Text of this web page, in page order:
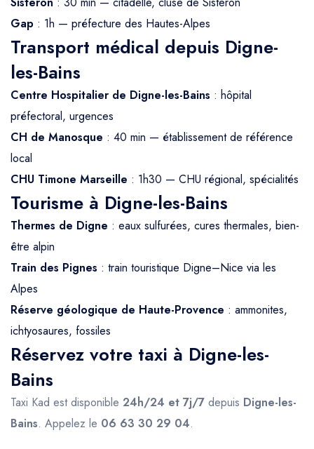
Gap : 1h — préfecture des Hautes-Alpes
Transport médical depuis Digne-
les-Bains
Centre Hospitalier de Digne-les-Bains : hôpital
préfectoral, urgences
CH de Manosque : 40 min — établissement de référence
local
CHU Timone Marseille : 1h30 — CHU régional, spécialités
Tourisme à Digne-les-Bains
Thermes de Digne : eaux sulfurées, cures thermales, bien-
être alpin
Train des Pignes : train touristique Digne–Nice via les
Alpes
Réserve géologique de Haute-Provence : ammonites,
ichtyosaures, fossiles
Réservez votre taxi à Digne-les-
Bains
Taxi Kad est disponible 24h/24 et 7j/7 depuis Digne-les-
Bains. Appelez le 06 63 30 29 04.